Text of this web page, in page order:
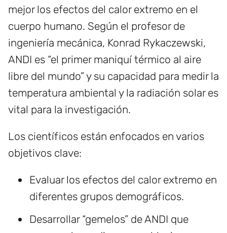
mejor los efectos del calor extremo en el
cuerpo humano. Según el profesor de
ingeniería mecánica, Konrad Rykaczewski,
ANDI es “el primer maniquí térmico al aire
libre del mundo” y su capacidad para medir la
temperatura ambiental y la radiación solar es
vital para la investigación.
Los científicos están enfocados en varios
objetivos clave:
Evaluar los efectos del calor extremo en
diferentes grupos demográficos.
Desarrollar “gemelos” de ANDI que